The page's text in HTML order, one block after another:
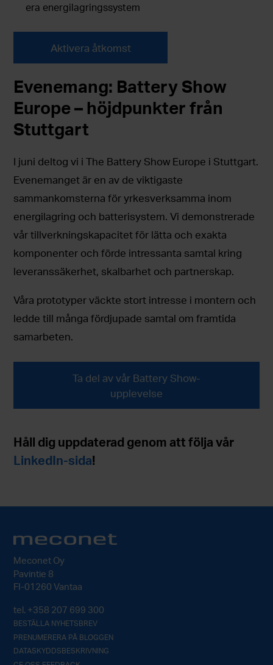
era energilagringssystem
Aktivera åtkomst
Evenemang: Battery Show
Europe – höjdpunkter från
Stuttgart
I juni deltog vi i The Battery Show Europe i Stuttgart.
Evenemanget är en av de viktigaste
sammankomsterna för yrkesverksamma inom
energilagring och batterisystem. Vi demonstrerade
vår tillverkningskapacitet för lätta och exakta
komponenter och förde intressanta samtal kring
leveranssäkerhet, skalbarhet och partnerskap.
Våra prototyper väckte stort intresse i montern och
ledde till många fördjupade samtal om framtida
samarbeten.
Ta del av vår Battery Show-
upplevelse
Håll dig uppdaterad genom att följa vår
LinkedIn-sida!
Meconet Oy
Pavintie 8
FI-01260 Vantaa
tel. +358 207 699 300
BESTÄLLA NYHETSBREV
PRENUMERERA PÅ BLOGGEN
DATASKYDDSBESKRIVNING